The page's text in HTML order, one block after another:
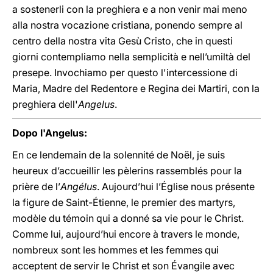
a sostenerli con la preghiera e a non venir mai meno
alla nostra vocazione cristiana, ponendo sempre al
centro della nostra vita Gesù Cristo, che in questi
giorni contempliamo nella semplicità e nell’umiltà del
presepe. Invochiamo per questo l'intercessione di
Maria, Madre del Redentore e Regina dei Martiri, con la
preghiera dell'Angelus.
Dopo l'Angelus:
En ce lendemain de la solennité de Noël, je suis
heureux d’accueillir les pèlerins rassemblés pour la
prière de l’Angélus. Aujourd’hui l’Église nous présente
la figure de Saint-Étienne, le premier des martyrs,
modèle du témoin qui a donné sa vie pour le Christ.
Comme lui, aujourd’hui encore à travers le monde,
nombreux sont les hommes et les femmes qui
acceptent de servir le Christ et son Évangile avec